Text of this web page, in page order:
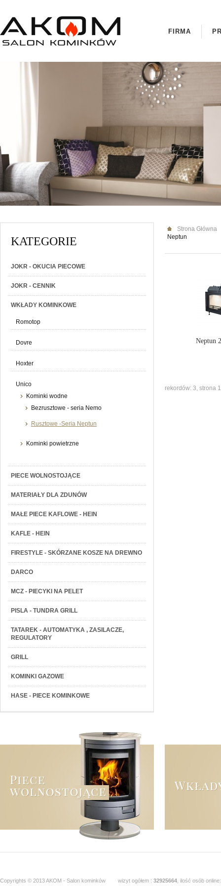
FIRMA
KATEGORIE
JOKR - OKUCIA PIECOWE
JOKR - CENNIK
WKŁADY KOMINKOWE
Romotop
Dovre
Hoxter
Unico
Kominki wodne
Bezrusztowe - seria Nemo
Rusztowe -Seria Neptun
Kominki powietrzne
PIECE WOLNOSTOJĄCE
MATERIAŁY DLA ZDUNÓW
MAŁE PIECE KAFLOWE - HEIN
KAFLE - HEIN
FIRESTYLE - SKÓRZANE KOSZE NA DREWNO
DARCO
MCZ - PIECYKI NA PELET
PISLA - TUNDRA GRILL
TATAREK - AUTOMATYKA , ZASILACZE,
REGULATORY
GRILL
KOMINKI GAZOWE
HASE - PIECE KOMINKOWE
Strona Główna
Neptun
Neptun
rekordów: 3, strona
Copyrights © 2013 AKOM - Salon kominków wizyt ogółem : 32925664 , ilość osób